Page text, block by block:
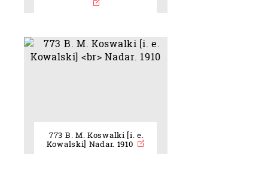
773 B. M. Koswalki [i. e.
Kowalski] Nadar. 1910